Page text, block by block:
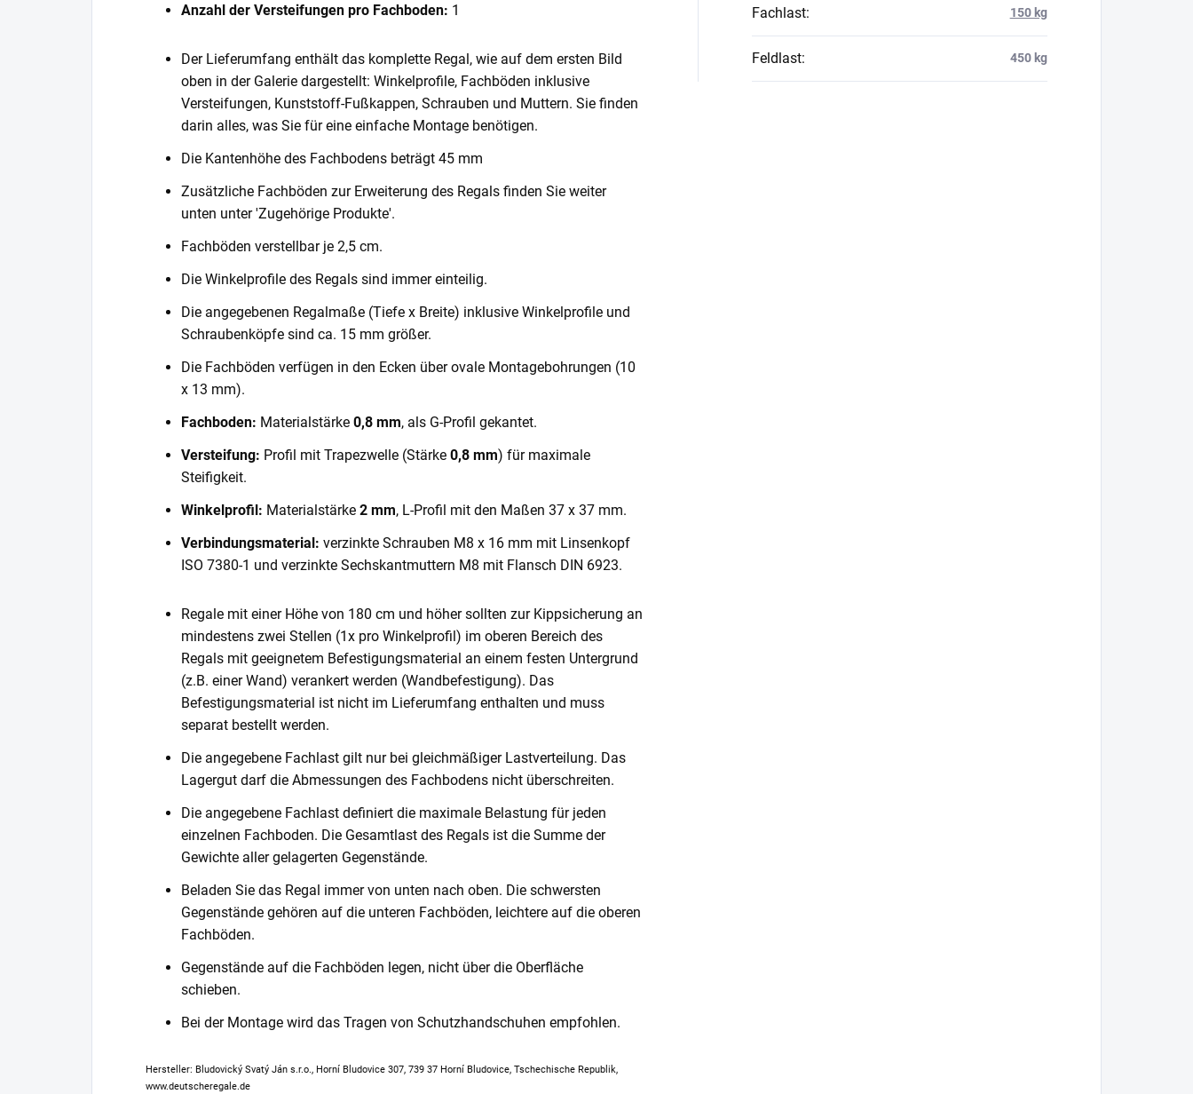
Anzahl der Versteifungen pro Fachboden: 1
Der Lieferumfang enthält das komplette Regal, wie auf dem ersten Bild
oben in der Galerie dargestellt: Winkelprofile, Fachböden inklusive
Versteifungen, Kunststoff-Fußkappen, Schrauben und Muttern. Sie finden
darin alles, was Sie für eine einfache Montage benötigen.
Die Kantenhöhe des Fachbodens beträgt 45 mm
Zusätzliche Fachböden zur Erweiterung des Regals finden Sie weiter
unten unter 'Zugehörige Produkte'.
Fachböden verstellbar je 2,5 cm.
Die Winkelprofile des Regals sind immer einteilig.
Die angegebenen Regalmaße (Tiefe x Breite) inklusive Winkelprofile und
Schraubenköpfe sind ca. 15 mm größer.
Die Fachböden verfügen in den Ecken über ovale Montagebohrungen (10
x 13 mm).
Fachboden: Materialstärke 0,8 mm, als G-Profil gekantet.
Versteifung: Profil mit Trapezwelle (Stärke 0,8 mm) für maximale
Steifigkeit.
Winkelprofil: Materialstärke 2 mm, L-Profil mit den Maßen 37 x 37 mm.
Verbindungsmaterial: verzinkte Schrauben M8 x 16 mm mit Linsenkopf
ISO 7380-1 und verzinkte Sechskantmuttern M8 mit Flansch DIN 6923.
Regale mit einer Höhe von 180 cm und höher sollten zur Kippsicherung an
mindestens zwei Stellen (1x pro Winkelprofil) im oberen Bereich des
Regals mit geeignetem Befestigungsmaterial an einem festen Untergrund
(z.B. einer Wand) verankert werden (Wandbefestigung). Das
Befestigungsmaterial ist nicht im Lieferumfang enthalten und muss
separat bestellt werden.
Die angegebene Fachlast gilt nur bei gleichmäßiger Lastverteilung. Das
Lagergut darf die Abmessungen des Fachbodens nicht überschreiten.
Die angegebene Fachlast definiert die maximale Belastung für jeden
einzelnen Fachboden. Die Gesamtlast des Regals ist die Summe der
Gewichte aller gelagerten Gegenstände.
Beladen Sie das Regal immer von unten nach oben. Die schwersten
Gegenstände gehören auf die unteren Fachböden, leichtere auf die oberen
Fachböden.
Gegenstände auf die Fachböden legen, nicht über die Oberfläche
schieben.
Bei der Montage wird das Tragen von Schutzhandschuhen empfohlen.
Hersteller: Bludovický Svatý Ján s.r.o., Horní Bludovice 307, 739 37 Horní Bludovice, Tschechische Republik,
www.deutscheregale.de
Fachlast: 150 kg
Feldlast: 450 kg